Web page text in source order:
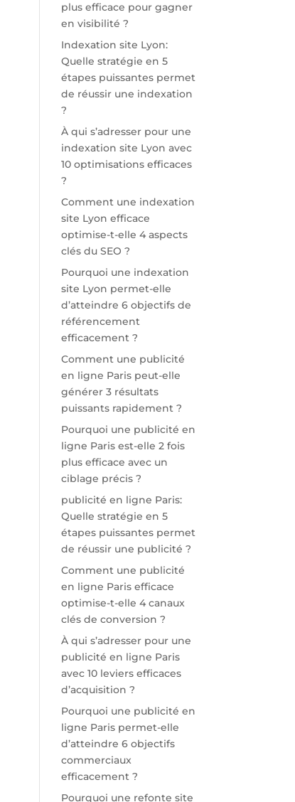
plus efficace pour gagner
en visibilité ?
Indexation site Lyon:
Quelle stratégie en 5
étapes puissantes permet
de réussir une indexation
?
À qui s’adresser pour une
indexation site Lyon avec
10 optimisations efficaces
?
Comment une indexation
site Lyon efficace
optimise-t-elle 4 aspects
clés du SEO ?
Pourquoi une indexation
site Lyon permet-elle
d’atteindre 6 objectifs de
référencement
efficacement ?
Comment une publicité
en ligne Paris peut-elle
générer 3 résultats
puissants rapidement ?
Pourquoi une publicité en
ligne Paris est-elle 2 fois
plus efficace avec un
ciblage précis ?
publicité en ligne Paris:
Quelle stratégie en 5
étapes puissantes permet
de réussir une publicité ?
Comment une publicité
en ligne Paris efficace
optimise-t-elle 4 canaux
clés de conversion ?
À qui s’adresser pour une
publicité en ligne Paris
avec 10 leviers efficaces
d’acquisition ?
Pourquoi une publicité en
ligne Paris permet-elle
d’atteindre 6 objectifs
commerciaux
efficacement ?
Pourquoi une refonte site